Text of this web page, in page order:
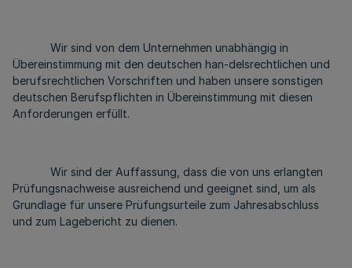
Wir sind von dem Unternehmen unabhängig in
Übereinstimmung mit den deutschen han-delsrechtlichen und
berufsrechtlichen Vorschriften und haben unsere sonstigen
deutschen Berufspflichten in Übereinstimmung mit diesen
Anforderungen erfüllt.
Wir sind der Auffassung, dass die von uns erlangten
Prüfungsnachweise ausreichend und geeignet sind, um als
Grundlage für unsere Prüfungsurteile zum Jahresabschluss
und zum Lagebericht zu dienen.